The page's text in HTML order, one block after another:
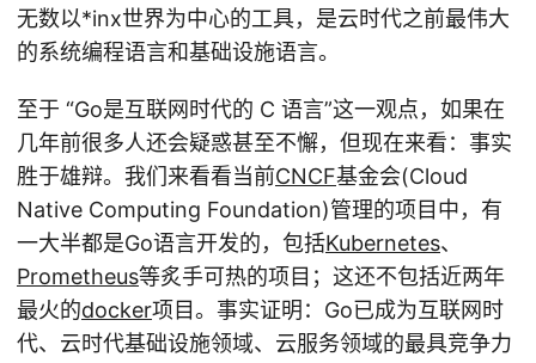
无数以*inx世界为中心的工具，是云时代之前最伟大
的系统编程语言和基础设施语言。
至于 “Go是互联网时代的 C 语言”这一观点，如果在
几年前很多人还会疑惑甚至不懈，但现在来看：事实
胜于雄辩。我们来看看当前CNCF基金会(Cloud
Native Computing Foundation)管理的项目中，有
一大半都是Go语言开发的，包括Kubernetes、
Prometheus等炙手可热的项目；这还不包括近两年
最火的docker项目。事实证明：Go已成为互联网时
代、云时代基础设施领域、云服务领域的最具竞争力